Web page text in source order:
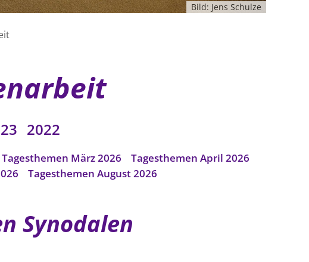
Bild: Jens Schulze
2022
Tagesthemen März 2026
Tagesthemen April 2026
Tagesthemen August 2026
Synodalen